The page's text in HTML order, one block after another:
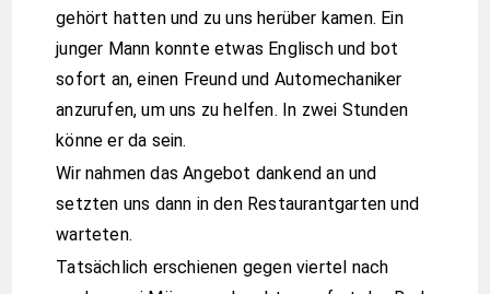
gehört hatten und zu uns herüber kamen. Ein
junger Mann konnte etwas Englisch und bot
sofort an, einen Freund und Automechaniker
anzurufen, um uns zu helfen. In zwei Stunden
könne er da sein.
Wir nahmen das Angebot dankend an und
setzten uns dann in den Restaurantgarten und
warteten.
Tatsächlich erschienen gegen viertel nach